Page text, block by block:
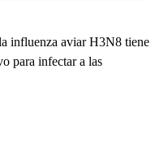
influenza aviar H3N8 tiene
para infectar a las